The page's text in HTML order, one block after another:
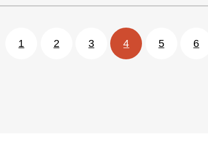
1 2 3 4 5 6